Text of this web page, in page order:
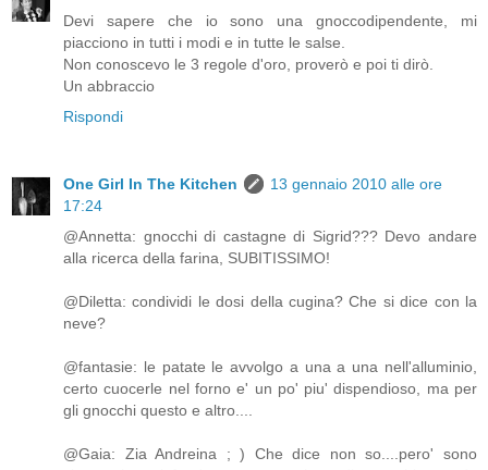
Devi sapere che io sono una gnoccodipendente, mi
piacciono in tutti i modi e in tutte le salse.
Non conoscevo le 3 regole d'oro, proverò e poi ti dirò.
Un abbraccio
Rispondi
One Girl In The Kitchen
13 gennaio 2010 alle ore
17:24
@Annetta: gnocchi di castagne di Sigrid??? Devo andare
alla ricerca della farina, SUBITISSIMO!
@Diletta: condividi le dosi della cugina? Che si dice con la
neve?
@fantasie: le patate le avvolgo a una a una nell'alluminio,
certo cuocerle nel forno e' un po' piu' dispendioso, ma per
gli gnocchi questo e altro....
@Gaia: Zia Andreina ; ) Che dice non so....pero' sono